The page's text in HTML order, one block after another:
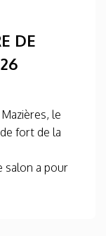
DE
le
fort de la
salon a pour